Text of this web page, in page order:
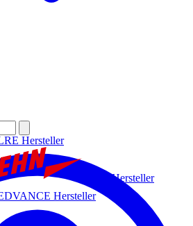
Hersteller
Hersteller
Hersteller